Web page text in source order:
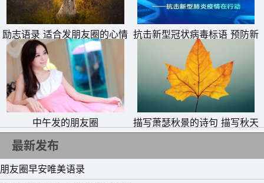
27、最浪漫的爱情其实就是平平淡淡的爱情，我向往着这
样的爱情，可我却拼了命也得不到，相守无期无奈醉在相思
里!希望所有人都珍惜眼前的爱情。
励志语录 适合发朋友圈的心情
句子
抗击新型冠状病毒标语 预防新
型肺炎从我做起横幅宣传语
中午发的朋友圈
描写萧瑟秋景的诗句 描写秋天
萧瑟秋季的诗句
最新发布
朋友圈早安唯美语录